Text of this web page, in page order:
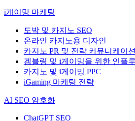
i게이밍 마케팅
도박 및 카지노 SEO
온라인 카지노용 디자인
카지노 PR 및 전략 커뮤니케이션
겜블링 및 i게이밍을 위한 인플
카지노 및 i게이밍 PPC
iGaming 마케팅 전략
AI SEO 암호화
ChatGPT SEO